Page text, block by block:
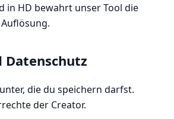
in HD bewahrt unser Tool die
Datenschutz
die du speichern darfst.
der Creator.